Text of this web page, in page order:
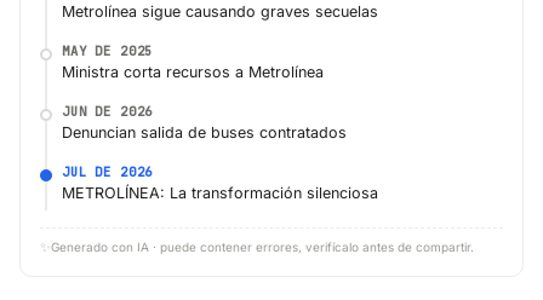
Metrolínea sigue causando graves secuelas
MAY DE 2025
Ministra corta recursos a Metrolínea
JUN DE 2026
Denuncian salida de buses contratados
JUL DE 2026
METROLÍNEA: La transformación silenciosa
✨ Generado con IA · puede contener errores, verifícalo antes de compartir.